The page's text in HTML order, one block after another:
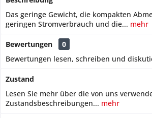
Das geringe Gewicht, die kompakten
geringen Stromverbrauch und die... mehr
Bewertungen
0
Bewertungen lesen, schreiben und
Zustand
Lesen Sie mehr über die von uns
Zustandsbeschreibungen... mehr